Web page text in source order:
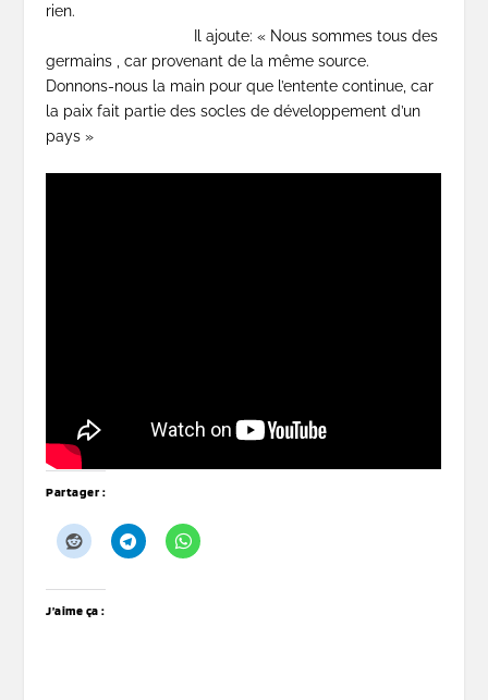
rien.
Il ajoute: « Nous sommes tous des
germains , car provenant de la même source.
Donnons-nous la main pour que l’entente continue, car
la paix fait partie des socles de développement d’un
pays »
Partager :
J’aime ça :